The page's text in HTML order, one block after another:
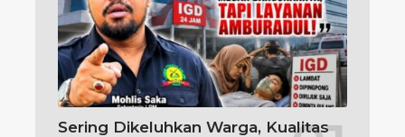
Sering Dikeluhkan Warga, Kualitas